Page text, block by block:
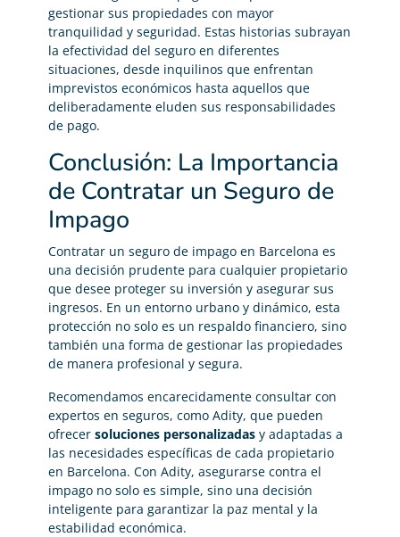
gestionar sus propiedades con mayor
tranquilidad y seguridad. Estas historias subrayan
la efectividad del seguro en diferentes
situaciones, desde inquilinos que enfrentan
imprevistos económicos hasta aquellos que
deliberadamente eluden sus responsabilidades
de pago.
Conclusión: La Importancia
de Contratar un Seguro de
Impago
Contratar un seguro de impago en Barcelona es
una decisión prudente para cualquier propietario
que desee proteger su inversión y asegurar sus
ingresos. En un entorno urbano y dinámico, esta
protección no solo es un respaldo financiero, sino
también una forma de gestionar las propiedades
de manera profesional y segura.
Recomendamos encarecidamente consultar con
expertos en seguros, como Adity, que pueden
ofrecer soluciones personalizadas y adaptadas a
las necesidades específicas de cada propietario
en Barcelona. Con Adity, asegurarse contra el
impago no solo es simple, sino una decisión
inteligente para garantizar la paz mental y la
estabilidad económica.